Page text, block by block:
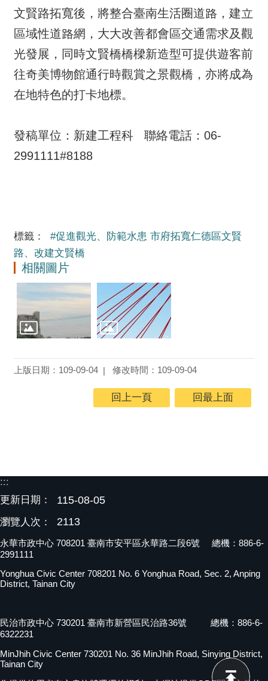
文賢路拓寬後，將整合臺南生活圈道路，建立
區域性道路網，大大改善都會區交通需求及觀
光發展，同時文賢橋橋樑新造型可提供遊客前
往奇美博物館通行時觀賞之景觀橋，亦將成為
在地特色的打卡地標。
發稿單位：新建工程科 聯絡電話：06-
2991111#8188
標籤：
#促進觀光、防範水患 市府拓寬仁德區文賢
路、改建文賢橋
相關圖片
上版日期：109-09-04 修改時間：109-09-04
回上一頁 回最上面
:::
更新日期：
115-08-05
瀏覽人次： 2113
永華市政中心 708201 臺南市安平區永華路二段6號 總機：886-6-
2991111
Yonghua Civic Center 708201 No. 6 Yonghua Road, Sec. 2, Anping
District, Tainan City
民治市政中心 730201 臺南市新營區民治路36號 總機：886-6-
6322231
MinJhih Civic Center 730201 No. 36 MinJhih Road, Sinying District,
Tainan City